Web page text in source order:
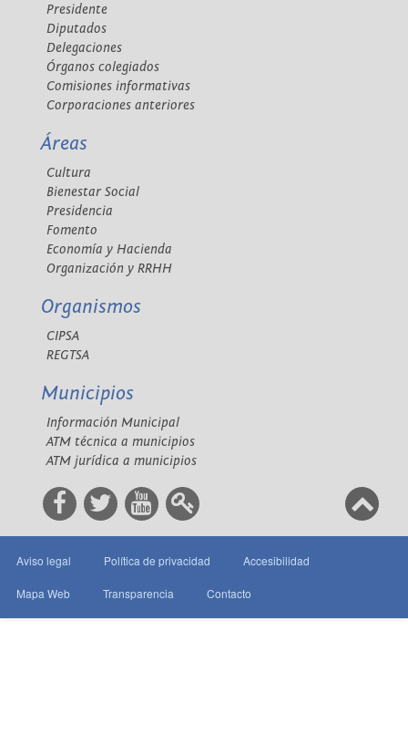
Presidente
Diputados
Delegaciones
Órganos colegiados
Comisiones informativas
Corporaciones anteriores
Áreas
Cultura
Bienestar Social
Presidencia
Fomento
Economía y Hacienda
Organización y RRHH
Organismos
CIPSA
REGTSA
Municipios
Información Municipal
ATM técnica a municipios
ATM jurídica a municipios
Aviso legal Política de privacidad Accesibilidad
Mapa Web Transparencia Contacto